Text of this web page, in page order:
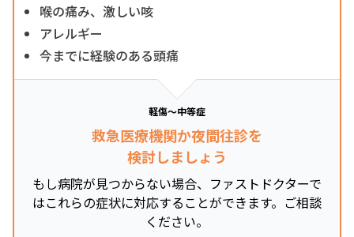
喉の痛み、激しい咳
アレルギー
今までに経験のある頭痛
軽傷～中等症
救急医療機関か夜間往診を
検討しましょう
もし病院が見つからない場合、ファストドクターで
はこれらの症状に対応することができます。ご相談
ください。